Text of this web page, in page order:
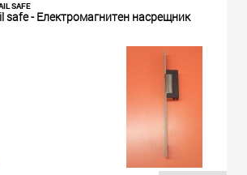
SAFE
safe - Електромагнитен насрещник